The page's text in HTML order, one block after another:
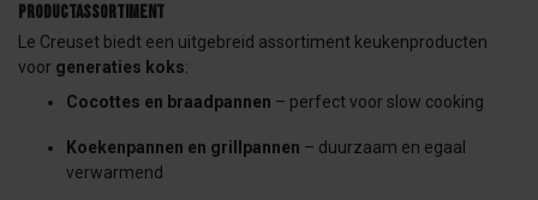
Productassortiment
Le Creuset biedt een uitgebreid assortiment keukenproducten
voor generaties koks:
Cocottes en braadpannen – perfect voor slow cooking
Koekenpannen en grillpannen – duurzaam en egaal
verwarmend